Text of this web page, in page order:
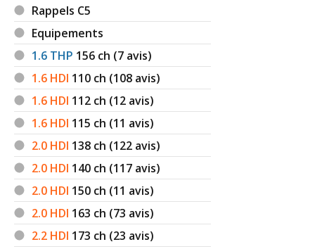
Rappels C5
Equipements
1.6 THP 156 ch (7 avis)
1.6 HDI 110 ch (108 avis)
1.6 HDI 112 ch (12 avis)
1.6 HDI 115 ch (11 avis)
2.0 HDI 138 ch (122 avis)
2.0 HDI 140 ch (117 avis)
2.0 HDI 150 ch (11 avis)
2.0 HDI 163 ch (73 avis)
2.2 HDI 173 ch (23 avis)